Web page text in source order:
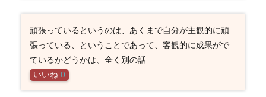
頑張っているというのは、あくまで自分が主観的に頑
張っている、ということであって、客観的に成果がで
ているかどうかは、全く別の話
いいね 0